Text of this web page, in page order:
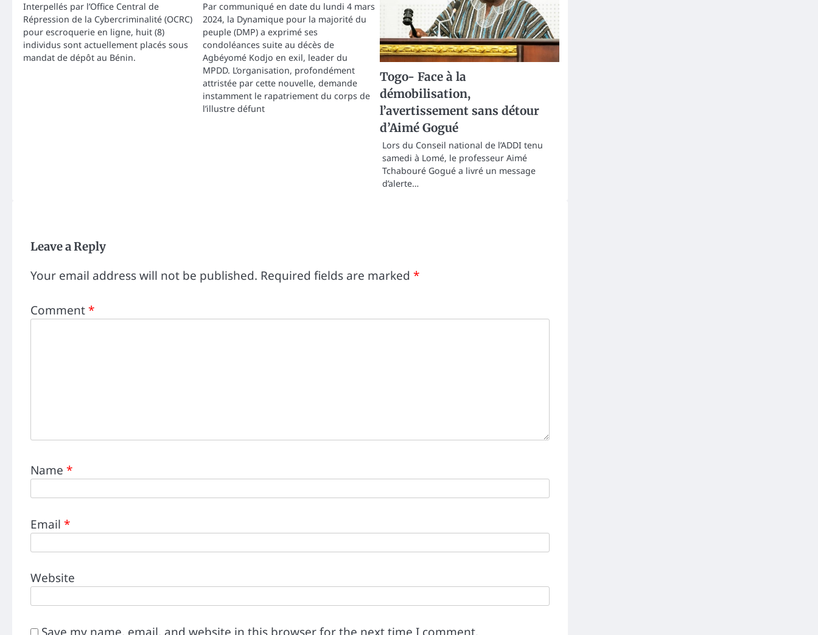
Interpellés par l’Office Central de
Répression de la Cybercriminalité (OCRC)
pour escroquerie en ligne, huit (8)
individus sont actuellement placés sous
mandat de dépôt au Bénin.
Par communiqué en date du lundi 4 mars
2024, la Dynamique pour la majorité du
peuple (DMP) a exprimé ses
condoléances suite au décès de
Agbéyomé Kodjo en exil, leader du
MPDD. L’organisation, profondément
attristée par cette nouvelle, demande
instamment le rapatriement du corps de
l’illustre défunt
Togo- Face à la
démobilisation,
l’avertissement sans détour
d’Aimé Gogué
Lors du Conseil national de l’ADDI tenu
samedi à Lomé, le professeur Aimé
Tchabouré Gogué a livré un message
d’alerte…
Leave a Reply
Your email address will not be published. Required fields are marked *
Comment*
Name *
Email *
Website